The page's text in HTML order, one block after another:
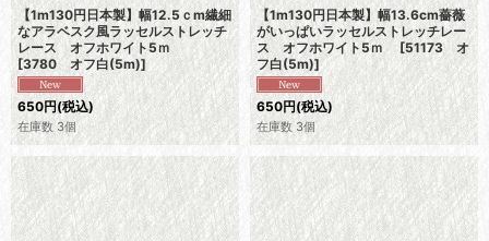
【1m130円日本製】幅12.5ｃm繊細
なアラベスク風ラッセルストレッチ
レース オフホワイト5ｍ
[3780 オフ白(5m)]
650円(税込)
在庫数 3個
【1m130円日本製】幅13.6cm薔薇
がいっぱいラッセルストレッチレー
ス オフホワイト5ｍ [51173 オ
フ白(5m)]
650円(税込)
在庫数 3個